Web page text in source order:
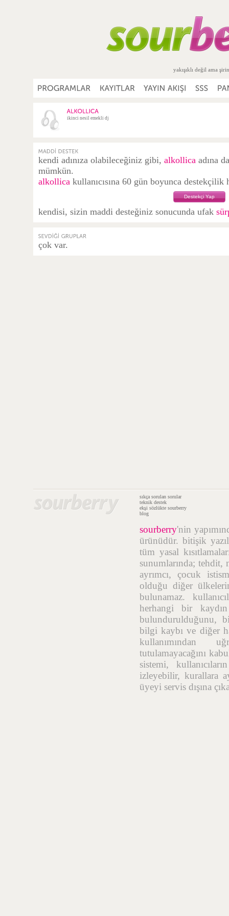
yakışıklı değil ama şirin
ikinci nesil emekli dj
kendi adınıza olabileceğiniz gibi, alkollica adına
mümkün.
alkollica kullanıcısına 60 gün boyunca
Destekçi Yap
kendisi, sizin maddi desteğiniz sonucunda ufak
çok var.
sıkça sorulan sorular
teknik destek
ekşi sözlükte sourberry
blog
sourberry'nin
ürünüdür. bitişik
tüm yasal
sunumlarında; tehdit,
ayrımcı, çocuk
olduğu diğer ülkelerin
bulunamaz.
herhangi bir
bulundurulduğunu,
bilgi kaybı ve diğer
kullanımından
tutulamayacağını
sistemi,
izleyebilir, kurallara
üyeyi servis dışına